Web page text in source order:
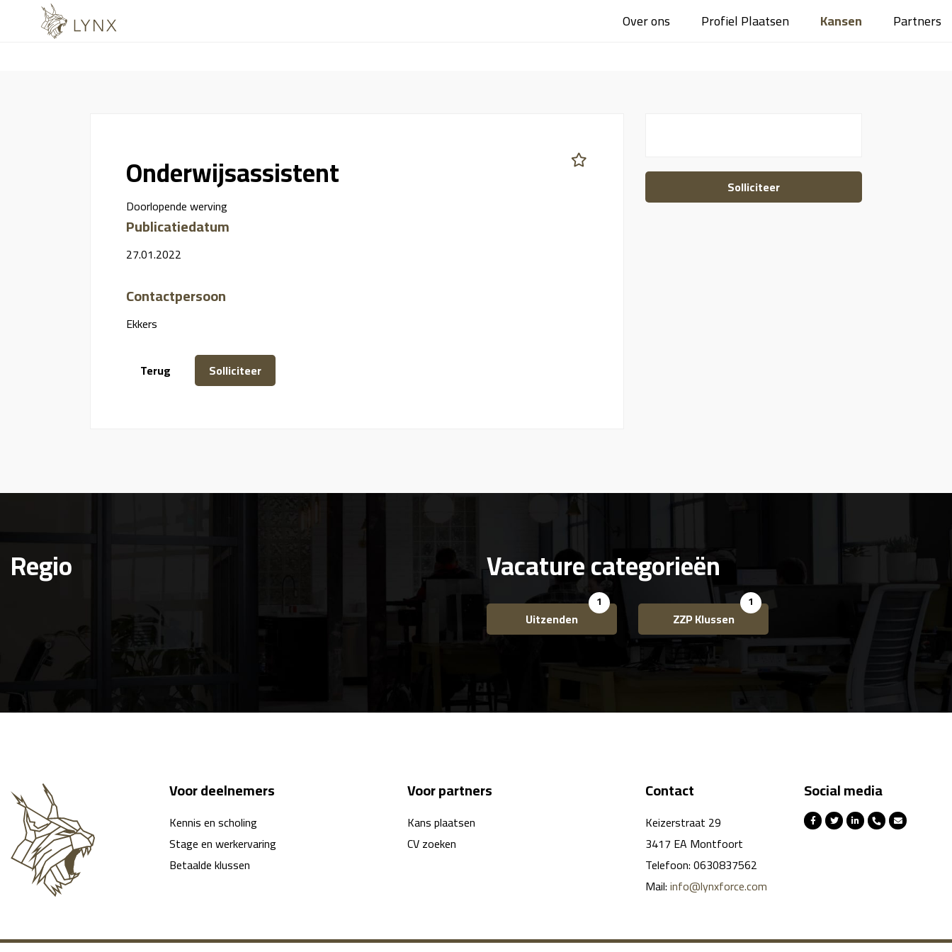
Over ons Profiel Plaatsen Kansen Partners
Onderwijsassistent
Doorlopende werving
Publicatiedatum
27.01.2022
Contactpersoon
Ekkers
Regio Vacature categorieën
Uitzenden
1
ZZP Klussen
1
Voor deelnemers
Kennis en scholing
Stage en werkervaring
Betaalde klussen
Voor partners
Kans plaatsen
CV zoeken
Contact
Keizerstraat 29
3417 EA Montfoort
Telefoon: 0630837562
Mail:info@lynxforce.com
Social media